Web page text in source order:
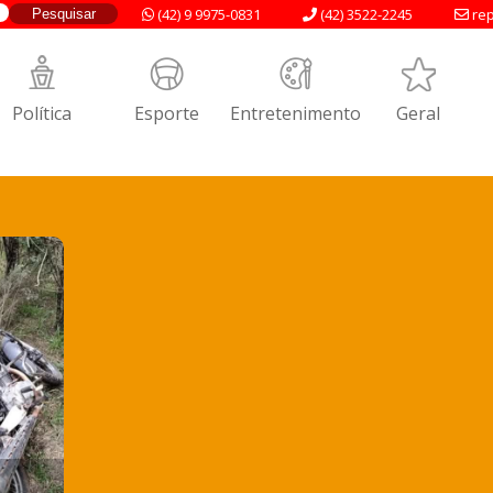
(42) 3522-2245
(42) 9 9975-0831
Política Esporte Entretenimento Geral